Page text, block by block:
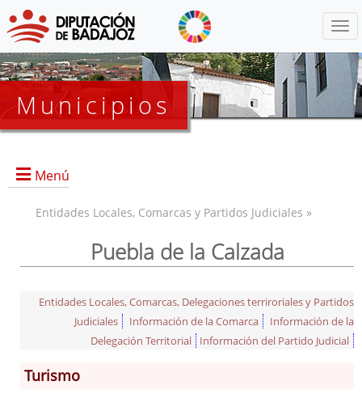
Municipios
Menú
Entidades Locales, Comarcas y Partidos Judiciales »
Puebla de la Calzada
Entidades Locales, Comarcas, Delegaciones terriroriales y Partidos
Judiciales
Información de la Comarca
Información de la
Delegación Territorial
Información del Partido Judicial
Turismo